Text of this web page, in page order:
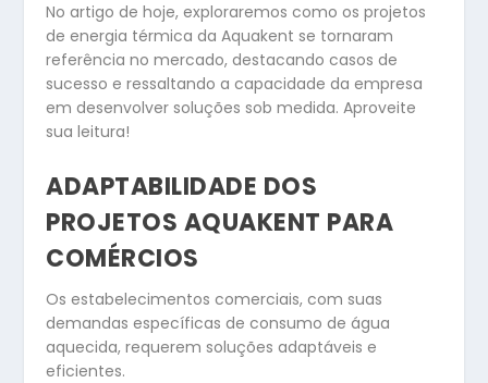
No artigo de hoje, exploraremos como os projetos
de energia térmica da Aquakent se tornaram
referência no mercado, destacando casos de
sucesso e ressaltando a capacidade da empresa
em desenvolver soluções sob medida. Aproveite
sua leitura!
ADAPTABILIDADE DOS
PROJETOS AQUAKENT PARA
COMÉRCIOS
Os estabelecimentos comerciais, com suas
demandas específicas de consumo de água
aquecida, requerem soluções adaptáveis e
eficientes.